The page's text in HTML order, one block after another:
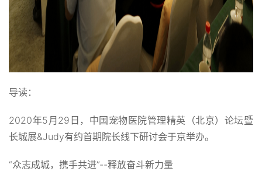
导读：
2020年5月29日，中国宠物医院管理精英（北京）论坛暨
长城展&Judy有约首期院长线下研讨会于京举办。
“众志成城，携手共进”--释放奋斗新力量